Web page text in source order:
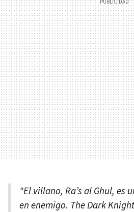
"El villano, Ra’s al Ghul, es
en enemigo. The Dark